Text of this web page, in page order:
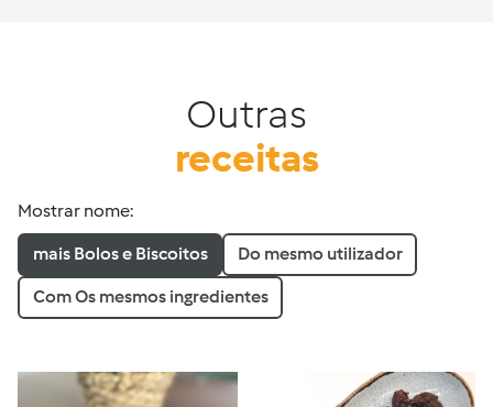
Outras
receitas
Mostrar nome:
mais Bolos e Biscoitos Do mesmo utilizador
Com Os mesmos ingredientes